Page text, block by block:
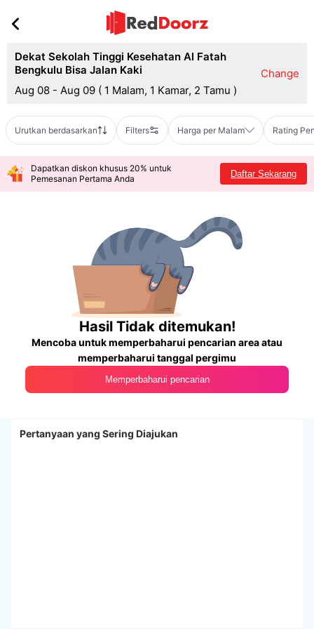
Dekat Sekolah Tinggi Kesehatan Al Fatah
Bengkulu Bisa Jalan Kaki
Aug 08 - Aug 09 ( 1 Malam, 1 Kamar, 2 Tamu )
Change
Urutkan berdasarkan Filters Harga per Malam Rating
Dapatkan diskon khusus 20% untuk
Pemesanan Pertama Anda
Daftar Sekarang
Hasil Tidak ditemukan!
Mencoba untuk memperbaharui pencarian area atau
memperbaharui tanggal pergimu
Memperbaharui pencarian
Pertanyaan yang Sering Diajukan